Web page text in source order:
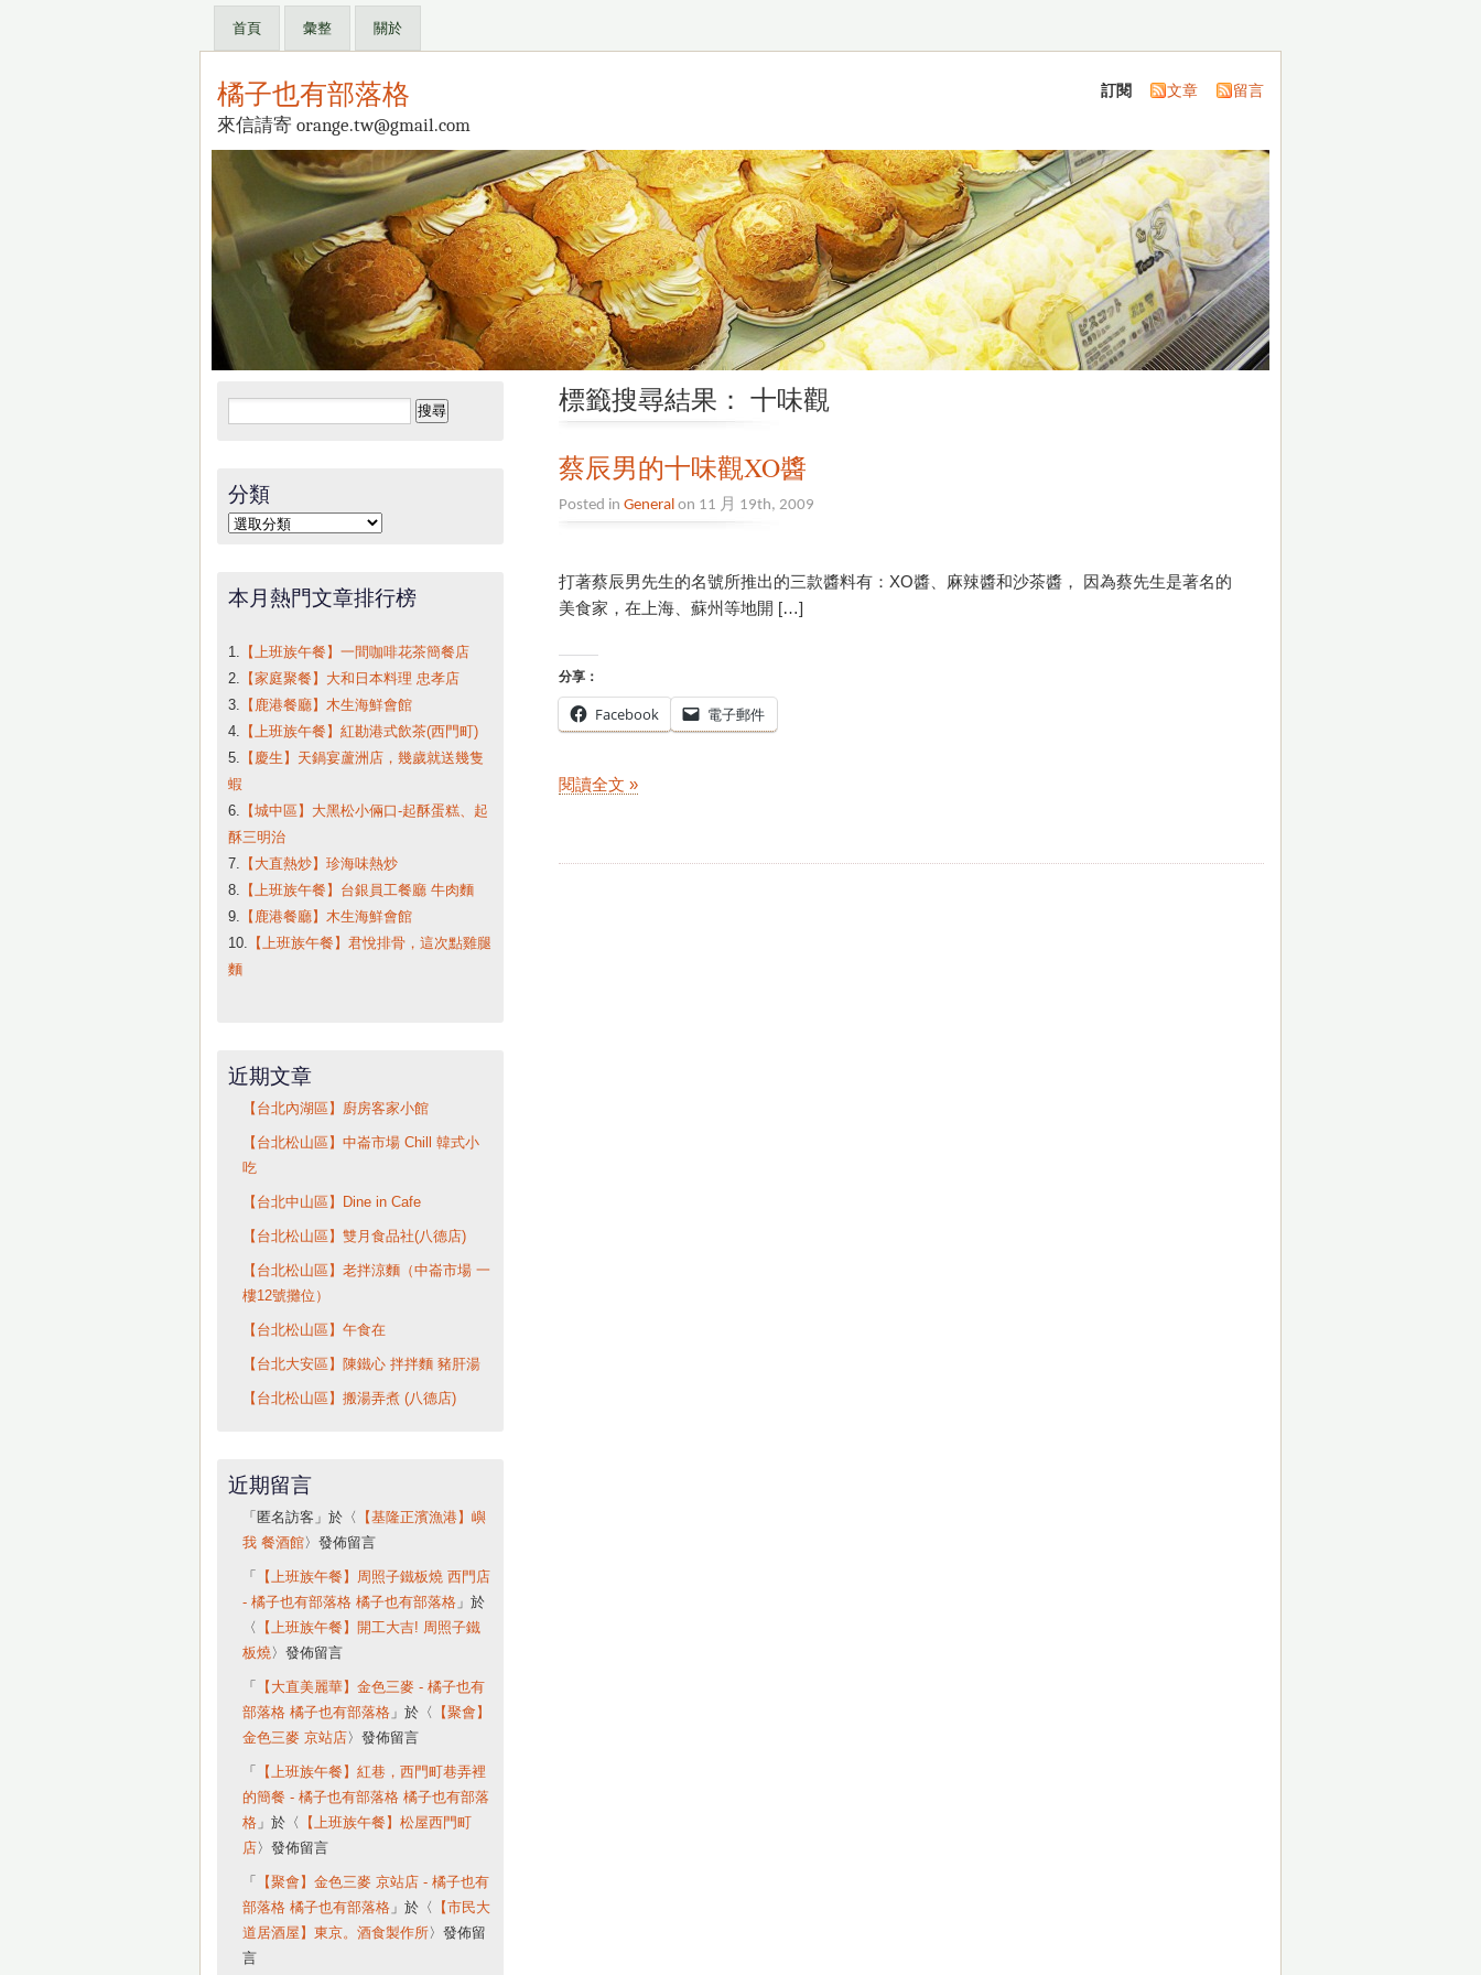
首頁 彙整 關於
橘子也有部落格
來信請寄 orange.tw@gmail.com
訂閱 文章 留言
標籤搜尋結果： 十味觀
蔡辰男的十味觀XO醬
Posted in General on 11 月 19th, 2009
打著蔡辰男先生的名號所推出的三款醬料有：XO醬、麻辣醬和沙茶醬， 因為蔡先生是著名的
美食家，在上海、蘇州等地開 […]
分享：
Facebook 電子郵件
閱讀全文 »
搜
尋
字:
分類
分
本月熱門文章排行榜
1. 【上班族午餐】一間咖啡花茶簡餐店
2. 【家庭聚餐】大和日本料理 忠孝店
3. 【鹿港餐廳】木生海鮮會館
4. 【上班族午餐】紅勘港式飲茶(西門町)
5. 【慶生】天鍋宴蘆洲店，幾歲就送幾隻
蝦
6. 【城中區】大黑松小倆口-起酥蛋糕、起
酥三明治
7. 【大直熱炒】珍海味熱炒
8. 【上班族午餐】台銀員工餐廳 牛肉麵
9. 【鹿港餐廳】木生海鮮會館
10. 【上班族午餐】君悅排骨，這次點雞腿
麵
近期文章
【台北內湖區】廚房客家小館
【台北松山區】中崙市場 Chill 韓式小
吃
【台北中山區】Dine in Cafe
【台北松山區】雙月食品社(八德店)
【台北松山區】老拌涼麵（中崙市場 一
樓12號攤位）
【台北松山區】午食在
【台北大安區】陳鐵心 拌拌麵 豬肝湯
【台北松山區】搬湯弄煮 (八德店)
近期留言
「 匿名訪客 」於〈
【基隆正濱漁港】嶼
我 餐酒館〉發佈留言
「
【上班族午餐】周照子鐵板燒 西門店
- 橘子也有部落格 橘子也有部落格」於
〈
【上班族午餐】開工大吉! 周照子鐵
板燒〉發佈留言
「
【大直美麗華】金色三麥 - 橘子也有
部落格 橘子也有部落格」於〈
【聚會】
金色三麥 京站店 〉發佈留言
「
【上班族午餐】紅巷，西門町巷弄裡
的簡餐 - 橘子也有部落格 橘子也有部落
格」於〈
【上班族午餐】松屋西門町
店 〉發佈留言
「
【聚會】金色三麥 京站店 - 橘子也有
部落格 橘子也有部落格」於〈
【市民大
道居酒屋】東京。酒食製作所〉發佈留
言